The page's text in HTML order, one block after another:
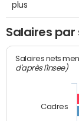
plus
Salaires par
Salaires nets
d'après l'Insee)
Cadres